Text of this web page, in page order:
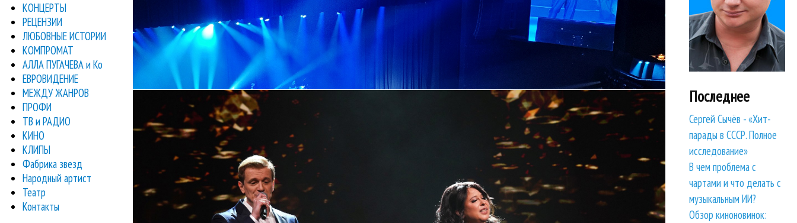
Аль Бано в Москве
Инна Рудник и Глеб Матвейчук устроили праздник хорошими
В Москве с аншлагом прошел знаковый совместный концерт «Пообещайте мне любовь» двух прекрасных
вокалистов Инны Рудник и Глеба Матвейчука. Глеб Матвейчук хорошо известен любителям мюзиклов, он спел...
КОНЦЕРТЫ
РЕЦЕНЗИИ
ЛЮБОВНЫЕ ИСТОРИИ
КОМПРОМАТ
АЛЛА ПУГАЧЕВА и Ко
ЕВРОВИДЕНИЕ
МЕЖДУ ЖАНРОВ
ПРОФИ
ТВ и РАДИО
КИНО
КЛИПЫ
Фабрика звезд
Народный артист
Театр
Контакты
Последнее
Сергей Сычёв - «Хит-
парады в СССР. Полное
исследование»
В чем проблема с
чартами и что делать с
музыкальным ИИ?
Обзор киноновинок: